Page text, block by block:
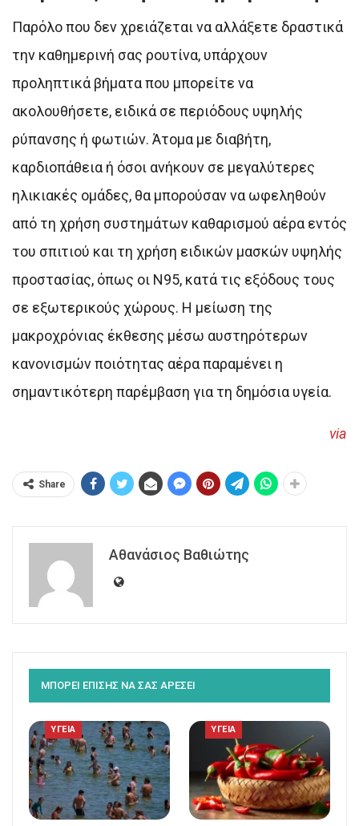
Παρόλο που δεν χρειάζεται να αλλάξετε δραστικά
την καθημερινή σας ρουτίνα, υπάρχουν
προληπτικά βήματα που μπορείτε να
ακολουθήσετε, ειδικά σε περιόδους υψηλής
ρύπανσης ή φωτιών. Άτομα με διαβήτη,
καρδιοπάθεια ή όσοι ανήκουν σε μεγαλύτερες
ηλικιακές ομάδες, θα μπορούσαν να ωφεληθούν
από τη χρήση συστημάτων καθαρισμού αέρα εντός
του σπιτιού και τη χρήση ειδικών μασκών υψηλής
προστασίας, όπως οι N95, κατά τις εξόδους τους
σε εξωτερικούς χώρους. Η μείωση της
μακροχρόνιας έκθεσης μέσω αυστηρότερων
κανονισμών ποιότητας αέρα παραμένει η
σημαντικότερη παρέμβαση για τη δημόσια υγεία.
via
Share
Αθανάσιος Βαθιώτης
ΜΠΟΡΕΙ ΕΠΙΣΗΣ ΝΑ ΣΑΣ ΑΡΕΣΕΙ
ΥΓΕΙΑ ΥΓΕΙΑ